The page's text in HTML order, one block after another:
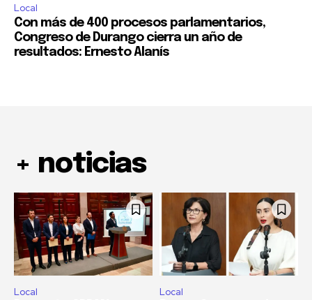
Local
Con más de 400 procesos parlamentarios,
Congreso de Durango cierra un año de
resultados: Ernesto Alanís
+ noticias
Local Local